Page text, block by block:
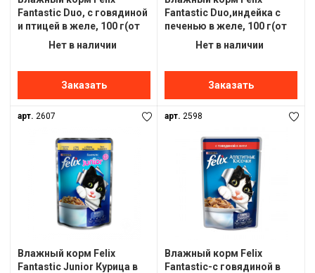
Fantastic Duo, с говядиной
и птицей в желе, 100 г(от
10шт в ассортименте)
Нет в наличии
Заказать
Fantastic Duo,индейка с
печенью в желе, 100 г(от
10шт в ассортименте)
Нет в наличии
Заказать
арт. 2607
Влажный корм Felix
Fantastic Junior Курица в
арт. 2598
Влажный корм Felix
Fantastic-с говядиной в